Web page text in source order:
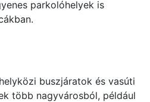
parkolóhelyek is
buszjáratok és vasúti
több nagyvárosból, például